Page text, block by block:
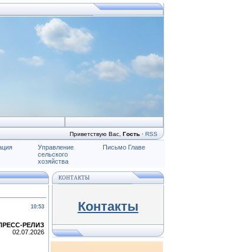
Приветствую Вас Гость · RSS
Управление
сельского
хозяйства
Письмо Главе
10:53
РЕЛИЗ
02.07.2026
КОНТАКТЫ
Контакты